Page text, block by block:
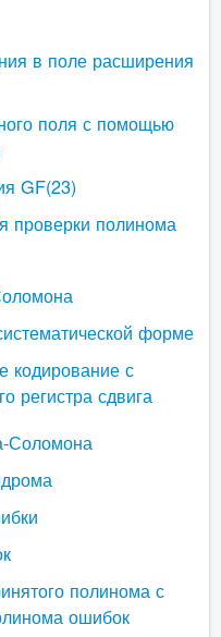
в поле расширения
поля с помощью
GF(23)
проверки полинома
форме
кодирование с
регистра сдвига
Соломона
полинома с
ошибок